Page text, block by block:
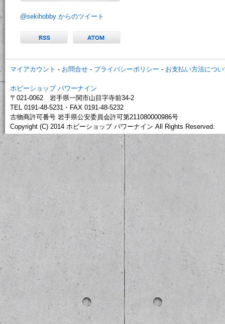
@sekihobby からのツイート
マイアカウント - お問合せ - プライバシーポリシー - お支払い方法につ
ホビーショップ パワーナイン
〒021-0062 岩手県一関市山目字寺前34-2
TEL 0191-48-5231・FAX 0191-48-5232
古物商許可番号 岩手県公安委員会許可第211080000986号
Copyright (C) 2014 ホビーショップ パワーナイン All Rights Reserved.